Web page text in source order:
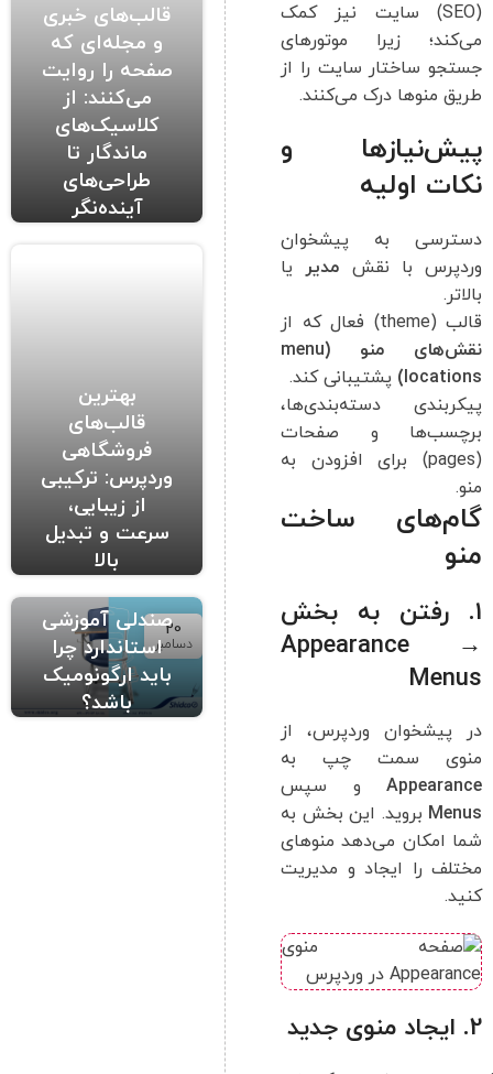
(SEO) سایت نیز کمک
می‌کند؛ زیرا موتورهای
جستجو ساختار سایت را از
طریق منوها درک می‌کنند.
پیش‌نیازها و
نکات اولیه
دسترسی به پیشخوان
وردپرس با نقش مدیر یا
بالاتر.
قالب (theme) فعال که از
نقش‌های منو (menu
locations) پشتیبانی کند.
پیکربندی دسته‌بندی‌ها،
برچسب‌ها و صفحات
(pages) برای افزودن به
منو.
گام‌های ساخت
منو
1. رفتن به بخش
Appearance →
Menus
در پیشخوان وردپرس، از
منوی سمت چپ به
Appearance و سپس
Menus بروید. این بخش به
شما امکان می‌دهد منوهای
مختلف را ایجاد و مدیریت
کنید.
2. ایجاد منوی جدید
قالب‌های خبری
و مجله‌ای که
صفحه را روایت
می‌کنند: از
کلاسیک‌های
ماندگار تا
طراحی‌های
آینده‌نگر
بهترین
قالب‌های
فروشگاهی
وردپرس: ترکیبی
از زیبایی،
سرعت و تبدیل
بالا
20
دسامبر
صندلی آموزشی
استاندارد چرا
باید ارگونومیک
باشد؟